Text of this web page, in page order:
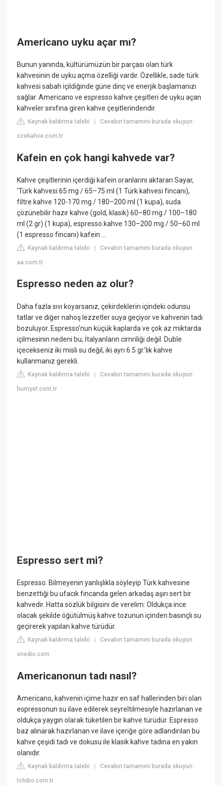
Americano uyku açar mı?
Bunun yanında, kültürümüzün bir parçası olan türk
kahvesinin de uyku açma özelliği vardır. Özellikle, sade türk
kahvesi sabah içildiğinde güne dinç ve enerjik başlamanızı
sağlar. Americano ve espresso kahve çeşitleri de uyku açan
kahveler sınıfına giren kahve çeşitlerindendir.
Kaynak kaldırma talebi |Cevabın tamamını burada okuyun:
ozekahve.com.tr
Kafein en çok hangi kahvede var?
Kahve çeşitlerinin içerdiği kafein oranlarını aktaran Sayar,
'Türk kahvesi 65 mg / 65–75 ml (1 Türk kahvesi fincanı),
filtre kahve 120-170 mg / 180–200 ml (1 kupa), suda
çözünebilir hazır kahve (gold, klasik) 60–80 mg / 100–180
ml (2 gr) (1 kupa), espresso kahve 130–200 mg / 50–60 ml
(1 espresso fincanı) kafein ...
Kaynak kaldırma talebi |Cevabın tamamını burada okuyun:
aa.com.tr
Espresso neden az olur?
Daha fazla sıvı koyarsanız, çekirdeklerin içindeki odunsu
tatlar ve diğer nahoş lezzetler suya geçiyor ve kahvenin tadı
bozuluyor. Espresso'nun küçük kaplarda ve çok az miktarda
içilmesinin nedeni bu; İtalyanların cimriliği değil. Duble
içecekseniz iki misli su değil, iki ayrı 6.5 gr.'lık kahve
kullanmanız gerekli.
Kaynak kaldırma talebi |Cevabın tamamını burada okuyun:
hurriyet.com.tr
Espresso sert mi?
Espresso. Bilmeyenin yanlışlıkla söyleyip Türk kahvesine
benzettiği bu ufacık fincanda gelen arkadaş aşırı sert bir
kahvedir. Hatta sözlük bilgisini de verelim: Oldukça ince
olacak şekilde öğütülmüş kahve tozunun içinden basınçlı su
geçirerek yapılan kahve türüdür.
Kaynak kaldırma talebi |Cevabın tamamını burada okuyun:
onedio.com
Americanonun tadı nasıl?
Americano, kahvenin içime hazır en saf hallerinden biri olan
espressonun su ilave edilerek seyreltilmesiyle hazırlanan ve
oldukça yaygın olarak tüketilen bir kahve türüdür. Espresso
baz alınarak hazırlanan ve ilave içeriğe göre adlandırılan bu
kahve çeşidi tadı ve dokusu ile klasik kahve tadına en yakın
olanıdır.
Kaynak kaldırma talebi |Cevabın tamamını burada okuyun:
tchibo.com.tr